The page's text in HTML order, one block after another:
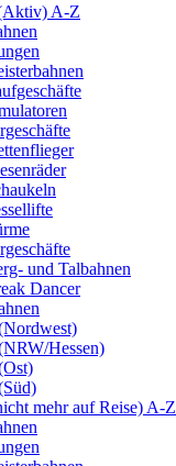
A-Z
und Talbahnen
Dancer
Hessen)
mehr auf Reise) A-Z